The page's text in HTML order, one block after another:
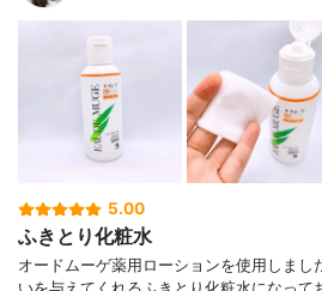
5.00
ふきとり化粧水
オードムーゲ薬用ローションを使用しまし